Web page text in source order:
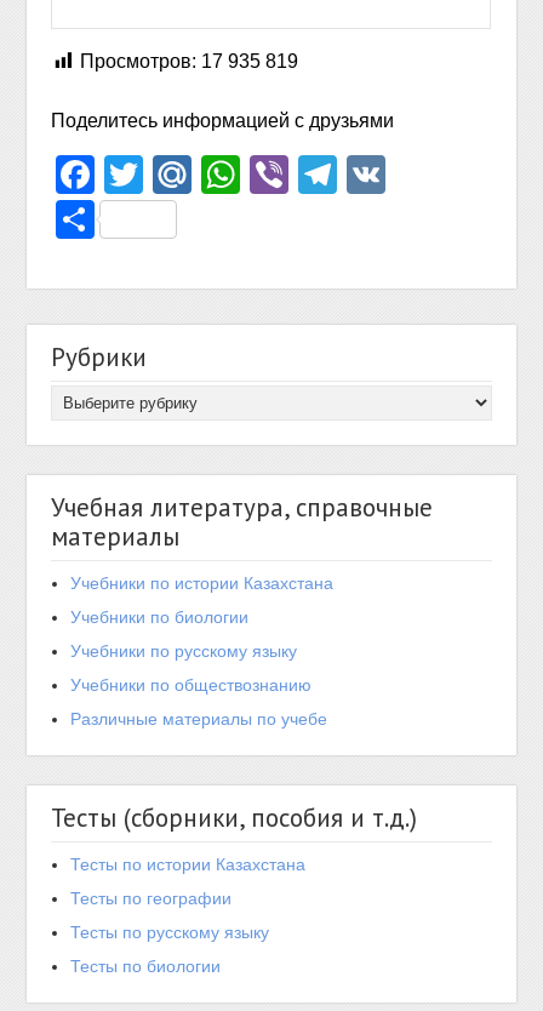
Просмотров: 17 935 819
Поделитесь информацией с друзьями
Facebook
TwitterMail.Ru
WhatsApp
ViberTelegram
Отправить
Рубрики
Учебная литература, справочные
материалы
Учебники по истории Казахстана
Учебники по биологии
Учебники по русскому языку
Учебники по обществознанию
Различные материалы по учебе
Тесты (сборники, пособия и т.д.)
Тесты по истории Казахстана
Тесты по географии
Тесты по русскому языку
Тесты по биологии